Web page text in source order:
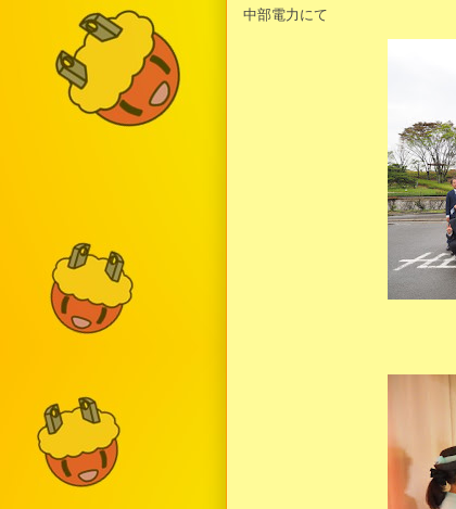
中部電力にて